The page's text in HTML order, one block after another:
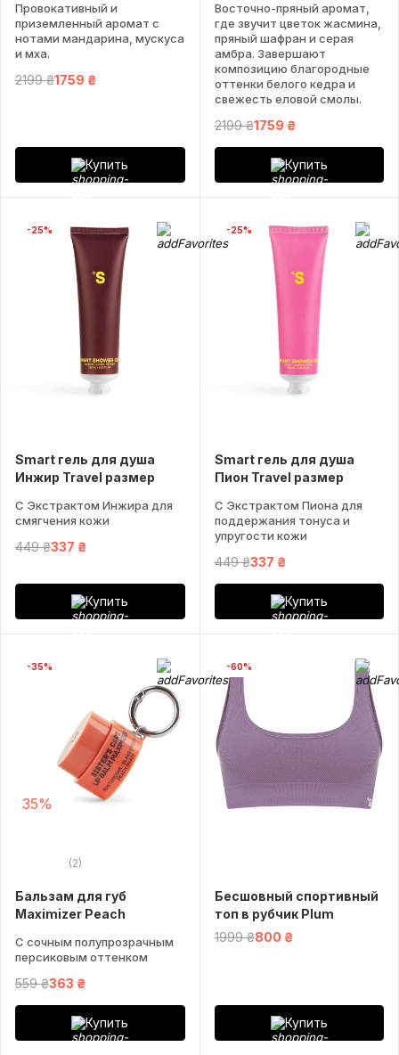
Провокативный и
приземленный аромат с
нотами мандарина, мускуса
и мха.
2199 ₴1759 ₴
Купить
Восточно-пряный аромат,
где звучит цветок жасмина,
пряный шафран и серая
амбра. Завершают
композицию благородные
оттенки белого кедра и
свежесть еловой смолы.
2199 ₴1759 ₴
Купить
-25%
Smart гель для душа
Инжир Travel размер
С Экстрактом Инжира для
смягчения кожи
449 ₴337 ₴
Купить
-25%
Smart гель для душа
Пион Travel размер
С Экстрактом Пиона для
поддержания тонуса и
упругости кожи
449 ₴337 ₴
Купить
-35%
35%
(2)
Бальзам для губ
Maximizer Peach
С сочным полупрозрачным
персиковым оттенком
559 ₴363 ₴
Купить
-60%
Бесшовный спортивный
топ в рубчик Plum
1999 ₴800 ₴
Купить